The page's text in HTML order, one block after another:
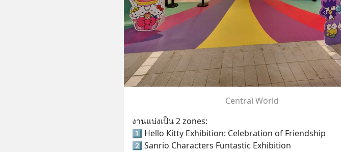
Central World
งานแบ่งเป็น 2 zones:
1️⃣ Hello Kitty Exhibition: Celebration of Friendship
2️⃣ Sanrio Characters Funtastic Exhibition